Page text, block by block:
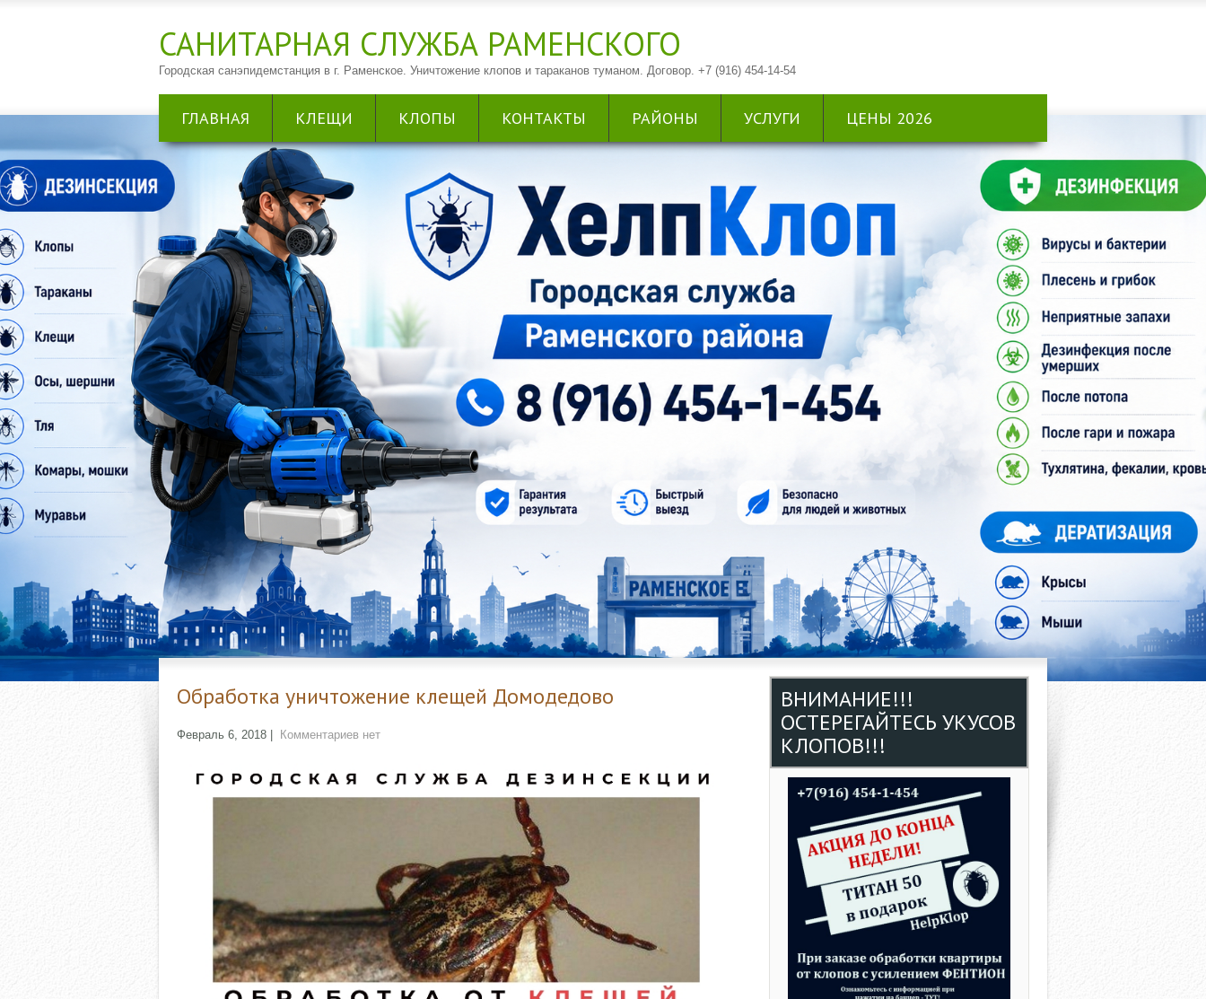
САНИТАРНАЯ CЛУЖБА РАМЕНСКОГО
Городская санэпидемстанция в г. Раменское. Уничтожение клопов и тараканов туманом. Договор. +7 (916) 454-14-54
ГЛАВНАЯ КЛЕЩИ КЛОПЫ КОНТАКТЫ РАЙОНЫ УСЛУГИ ЦЕНЫ 2026
Обработка уничтожение клещей Домодедово
Февраль 6, 2018 Комментариев нет
ВНИМАНИЕ!!!
ОСТЕРЕГАЙТЕСЬ УКУСОВ
КЛОПОВ!!!